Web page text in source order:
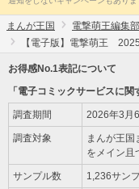
まんが王国 電撃萌王編集部
【電子版】電撃萌王
お得感No.1表記について
「電子コミックサービスに関
調査期間 2026年3月
調査対象
まんが王国
をメイン且
サンプル数 1,236サン